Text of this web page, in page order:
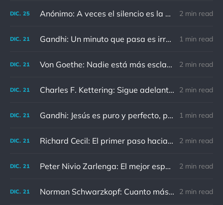
DIC. 25 Anónimo: A veces el silencio es la mejor respuesta 2 min read
DIC. 21 Gandhi: Un minuto que pasa es irrecuperable. Conociendo esto, ¿cómo podemos malgastar tantas horas? 1 min read
DIC. 21 Von Goethe: Nadie está más esclavizado que aquellos que falsamente creen que son libres. 2 min read
DIC. 21 Charles F. Kettering: Sigue adelante, y es probable que tropieces con algo, tal vez cuando menos lo esperes. Nunca he escuchado hablar de alguien algu 2 min read
DIC. 21 Gandhi: Jesús es puro y perfecto, pero vosotros los cristianos no sois como él. 1 min read
DIC. 21 Richard Cecil: El primer paso hacia el conocimiento es saber que somos ignorantes. 2 min read
DIC. 21 Peter Nivio Zarlenga: El mejor espejo es un viejo amigo. 2 min read
DIC. 21 Norman Schwarzkopf: Cuanto más sudes por la paz, menos sangras por la guerra. 2 min read